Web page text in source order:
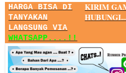
HARGA BISA DI
TANYAKAN
LANGSUNG VIA
WHATSAPP....!!
KIRIM